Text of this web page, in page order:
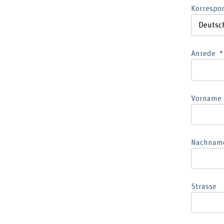
Anrede
Vorname
Strasse